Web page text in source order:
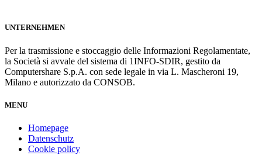
UNTERNEHMEN
Per la trasmissione e stoccaggio delle Informazioni Regolamentate,
la Società si avvale del sistema di 1INFO-SDIR, gestito da
Computershare S.p.A. con sede legale in via L. Mascheroni 19,
Milano e autorizzato da CONSOB.
MENU
Homepage
Datenschutz
Cookie policy